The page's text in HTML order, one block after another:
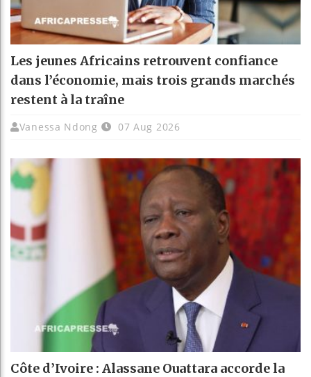
Les jeunes Africains retrouvent confiance
dans l’économie, mais trois grands marchés
restent à la traîne
Vanessa Ndong 07 Aug 2026
Côte d’Ivoire : Alassane Ouattara accorde la